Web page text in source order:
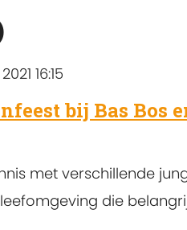
16:15
bij Bas Bos
met verschillende
die